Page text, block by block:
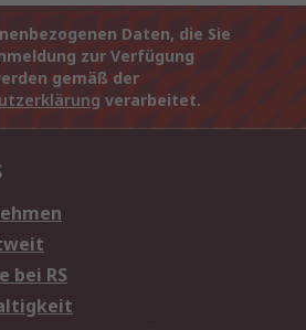
Daten, die Sie
zur Verfügung
gemäß der
verarbeitet.
bei RS